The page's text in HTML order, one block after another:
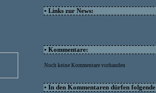
• Links zur News:
• Kommentare:
Noch keine Kommentare vorhanden
• In den Kommentaren dürfen